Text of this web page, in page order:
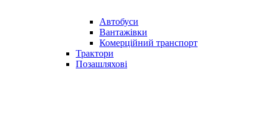
Автобуси
Вантажівки
Комерційний транспорт
Трактори
Позашляхові